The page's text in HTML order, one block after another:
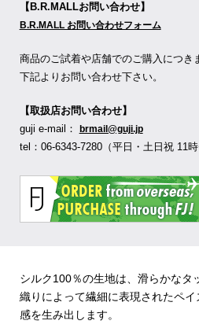
【B.R.MALLお問い合わせ】
B.R.MALL お問い合わせフォーム
商品のご試着や店舗でのご購入につき
下記よりお問い合わせ下さい。
【取扱店お問い合わせ】
guji e-mail：
brmail@guji.jp
tel：06-6343-7280（平日・土日祝 11時
シルク100％の生地は、滑らかなタ
織りによって繊細に表現されたペ
感を生み出します。